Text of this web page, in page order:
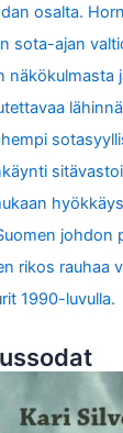
osalta.
sota-ajan
näkökulmasta
johdon
rikos rauhaa
1990-luvulla.